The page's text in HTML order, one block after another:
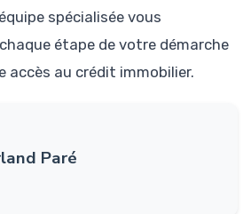
spécialisée vous
étape de votre démarche
accès au crédit immobilier.
Paré